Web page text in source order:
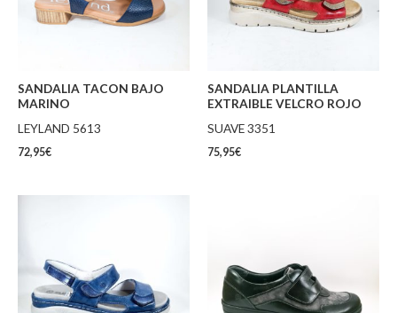
SANDALIA TACON BAJO
MARINO
LEYLAND 5613
72,95€
SANDALIA PLANTILLA
EXTRAIBLE VELCRO ROJO
SUAVE 3351
75,95€